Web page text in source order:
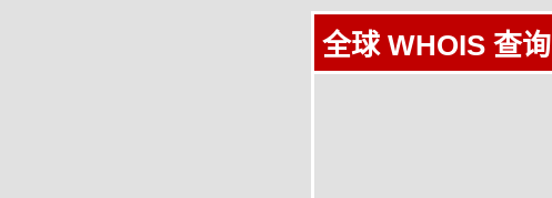
全球 WHOIS 查询